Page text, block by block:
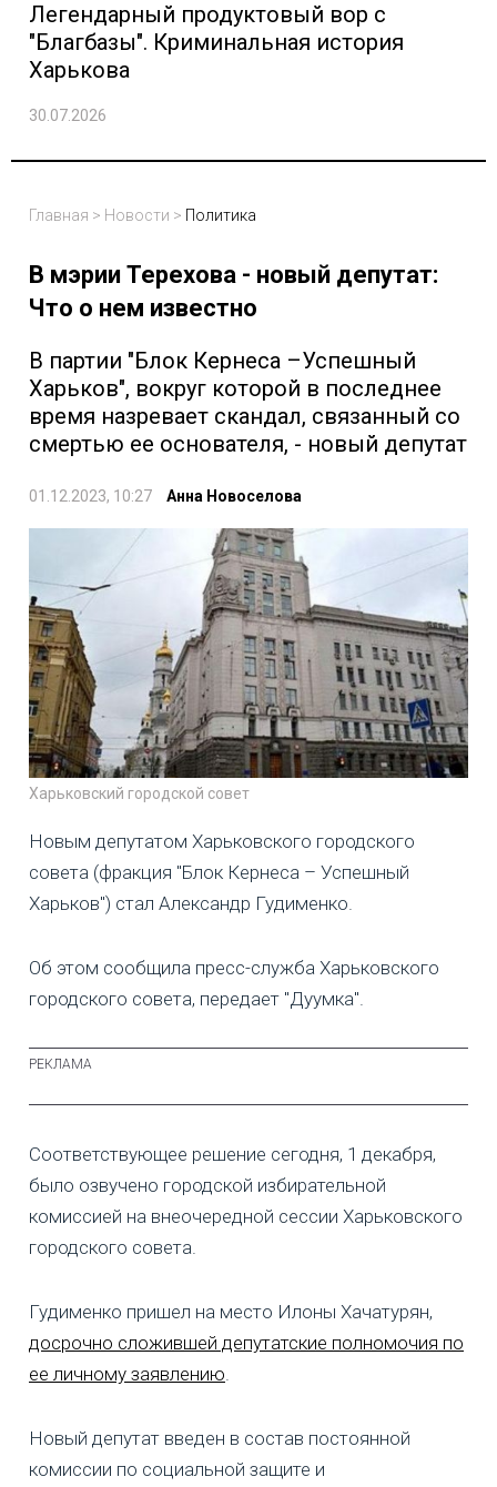
Легендарный продуктовый вор с
"Благбазы". Криминальная история
Харькова
30.07.2026
Главная > Новости > Политика
В мэрии Терехова - новый депутат:
Что о нем известно
В партии "Блок Кернеса –Успешный
Харьков", вокруг которой в последнее
время назревает скандал, связанный со
смертью ее основателя, - новый депутат
01.12.2023, 10:27 Анна Новоселова
Харьковский городской совет
Новым депутатом Харьковского городского
совета (фракция "Блок Кернеса – Успешный
Харьков") стал Александр Гудименко.
Об этом сообщила пресс-служба Харьковского
городского совета, передает "Дуумка".
Соответствующее решение сегодня, 1 декабря,
было озвучено городской избирательной
комиссией на внеочередной сессии Харьковского
городского совета.
Гудименко пришел на место Илоны Хачатурян,
досрочно сложившей депутатские полномочия по
ее личному заявлению
Новый депутат введен в состав постоянной
комиссии по социальной защите и